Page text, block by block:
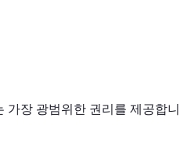
장 광범위한 권리를 제공합